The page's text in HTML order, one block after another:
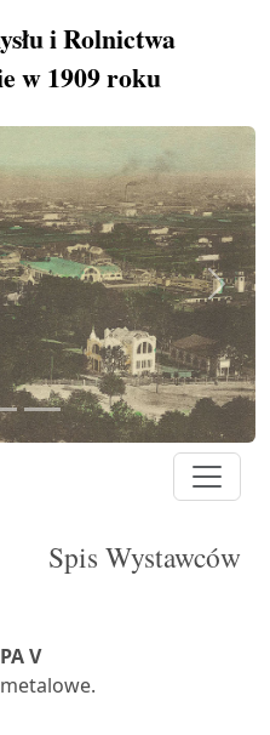
i Rolnictwa
w 1909 roku
Next
Spis Wystawców
V